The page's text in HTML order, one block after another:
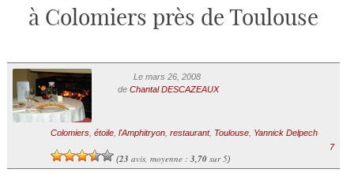
à Colomiers près de Toulouse
Le mars 26, 2008
de Chantal DESCAZEAUX
Colomiers, étoile, l'Amphitryon, restaurant, Toulouse, Yannick Delpech
(23 avis, moyenne : 3,70sur 5)
7